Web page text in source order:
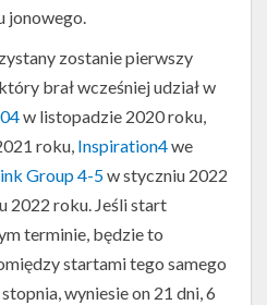
jonowego.
zostanie pierwszy
brał wcześniej udział w
w listopadzie 2020 roku,
roku, Inspiration4we
Group 4-5w styczniu 2022
2022 roku. Jeśli start
terminie, będzie to
startami tego samego
wyniesie on 21 dni, 6